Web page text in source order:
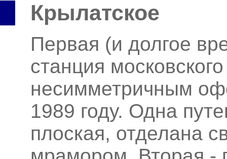
Крылатское
Первая (и долгое
станция
несимметричным
1989 году. Одна
плоская, отделана